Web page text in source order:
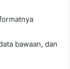
bawaan, dan